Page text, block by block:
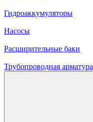
Гидроаккумуляторы
Насосы
Расширительные баки
Трубопроводная арматура